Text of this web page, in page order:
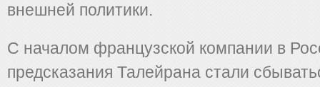
внешней политики.
С началом французской компании в
предсказания Талейрана стали